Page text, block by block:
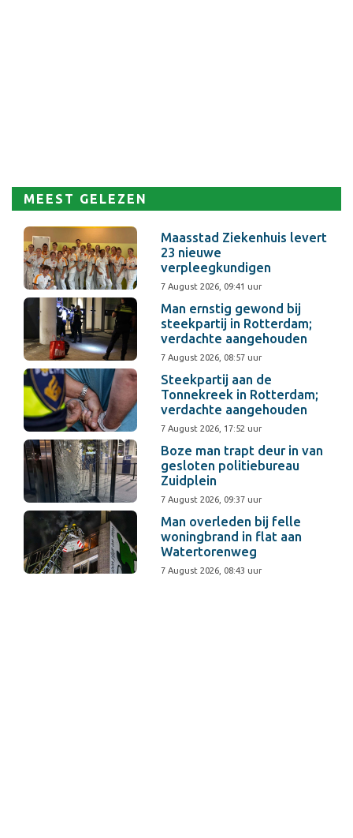
MEEST GELEZEN
Maasstad Ziekenhuis levert
23 nieuwe
verpleegkundigen
7 August 2026, 09:41 uur
Man ernstig gewond bij
steekpartij in Rotterdam;
verdachte aangehouden
7 August 2026, 08:57 uur
Steekpartij aan de
Tonnekreek in Rotterdam;
verdachte aangehouden
7 August 2026, 17:52 uur
Boze man trapt deur in van
gesloten politiebureau
Zuidplein
7 August 2026, 09:37 uur
Man overleden bij felle
woningbrand in flat aan
Watertorenweg
7 August 2026, 08:43 uur